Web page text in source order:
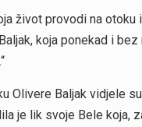
život provodi na
koja ponekad i
Olivere Baljak vidjele
je lik svoje Bele koja,